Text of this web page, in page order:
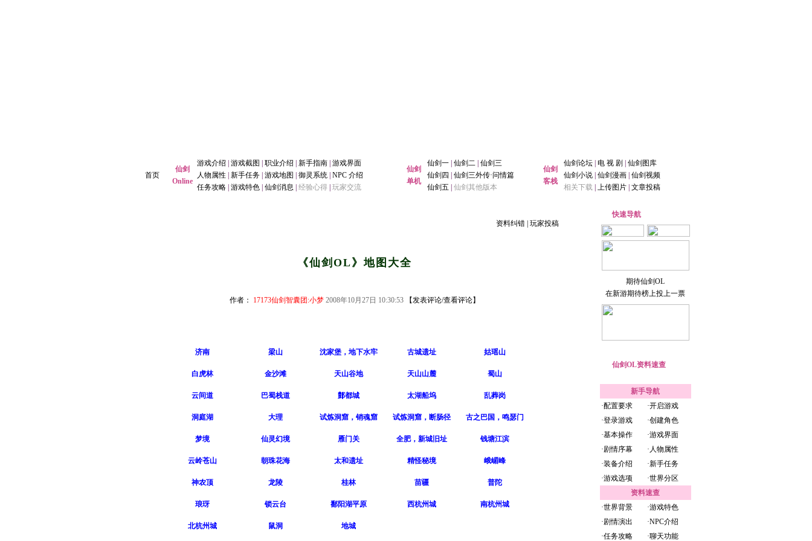
首页
仙剑
Online
游戏介绍 游戏截图 职业介绍 新手指南 游戏界面
人物属性 新手任务 游戏地图 御灵系统 NPC 介绍
任务攻略 游戏特色 仙剑消息 经验心得 玩家交流
仙剑
单机
仙剑一 仙剑二 仙剑三
仙剑四
仙剑三外传·问情篇
仙剑五
仙剑其他版本
仙剑
客栈
仙剑论坛 电 视 剧
仙剑图库
仙剑小说 仙剑漫画 仙剑视频
相关下载 上传图片 文章投稿
资料纠错 玩家投稿
《仙剑OL》地图大全
作者： 17173仙剑智囊团:小梦 2008年10月27日 10:30:53 【发表评论/查看评论】
济南 梁山 沈家堡，地下水牢 古城遗址 姑瑶山
白虎林 金沙滩 天山谷地 天山山麓 蜀山
云间道 巴蜀栈道 鄷都城 太湖船坞 乱葬岗
洞庭湖 大理 试炼洞窟，销魂窟 试炼洞窟，断肠径 古之巴国，鸣瑟门
梦境 仙灵幻境 雁门关 全肥，新城旧址 钱塘江滨
云岭苍山 朝珠花海 太和遗址 精怪秘境 峨嵋峰
神农顶 龙陵 桂林 苗疆 普陀
琅玡 锁云台 鄱阳湖平原 西杭州城 南杭州城
北杭州城 鼠洞 地城
快速导航
期待仙剑OL
在新游期待榜上投上一票
仙剑OL资料速查
新手导航
·配置要求 ·开启游戏
·登录游戏 ·创建角色
·基本操作 ·游戏界面
·剧情序幕 · 人物属性
·装备介绍 ·新手任务
·游戏选项 ·世界分区
资料速查
·世界背景 ·游戏特色
·剧情演出 ·NPC介绍
·任务攻略 ·聊天功能